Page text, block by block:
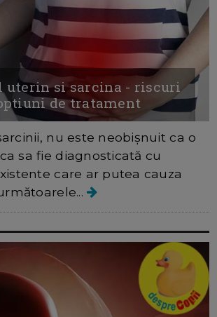
uterin si sarcina - riscuri
de tratament
nu este neobișnuit ca o
sa fie diagnosticată cu
care ar putea cauza